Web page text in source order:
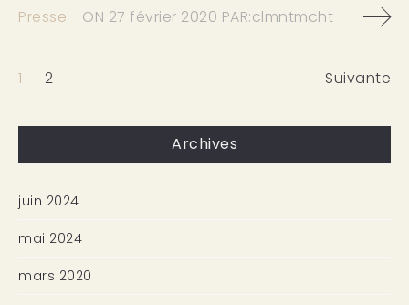
Presse ON 27 février 2020 PAR:clmntmcht
1 2 Suivante
Archives
juin 2024
mai 2024
mars 2020